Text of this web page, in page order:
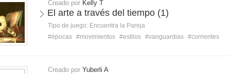
Creado por Kelly T
El arte a través del tiempo (1)
Tipo de juego: Encuentra la Pareja
#épocas #movimientos #estilos #vanguardias #corrientes
Creado por Yuberli A